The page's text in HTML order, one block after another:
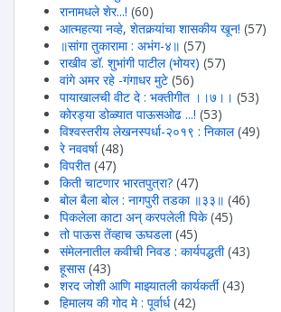
रानामधले शेर...! (60)
आत्महत्या नव्हे, शेतकर्‍यांचा शासकीय खून! (57)
॥सांगा तुकारामा : अभंग-४॥ (57)
राखीव डॉ. शुभांगी पाटील (भोयर) (57)
वांगे अमर रहे -गंगाधर मुटे (56)
पायाखालची वीट दे : भक्तीगीत ।।७।। (53)
कोरड्या डोळ्यात पाऊसओढ ...! (53)
विश्वस्तरीय लेखनस्पर्धा-२०१९ : निकाल (49)
रे नववर्षा(48)
विपरीत (47)
किती चाटणार भारतपुत्रा? (47)
बोल बैला बोल : नागपुरी तडका ॥३३॥ (46)
पिकलेला काटा अन् करपलेली पिके (45)
तो पाऊस तेंव्हाच ऊघडला (45)
संमेलनातील कवीची निवड : कार्यपद्धती (43)
हूसास (43)
शरद जोशी आणि माझ्यातली कार्यकर्ती (43)
हिमालय की गोद मे : पूर्वार्ध (42)